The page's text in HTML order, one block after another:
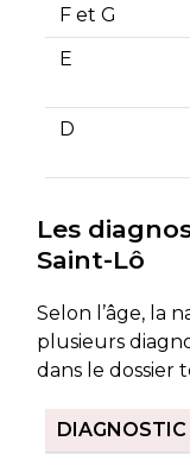
F et G
E
D
Les
Saint-Lô
Selon l’âge, la
plusieurs
dans le dossier
DIAGNOSTIC